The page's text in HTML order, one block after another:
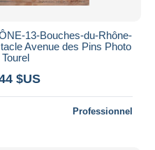
13-Bouches-du-Rhône-
Avenue des Pins Photo
$US
Professionnel